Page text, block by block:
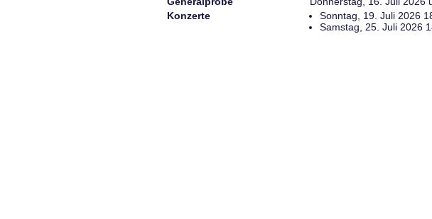
Konzerte
Sonntag, 19. Juli 2026
Samstag, 25. Juli 2026